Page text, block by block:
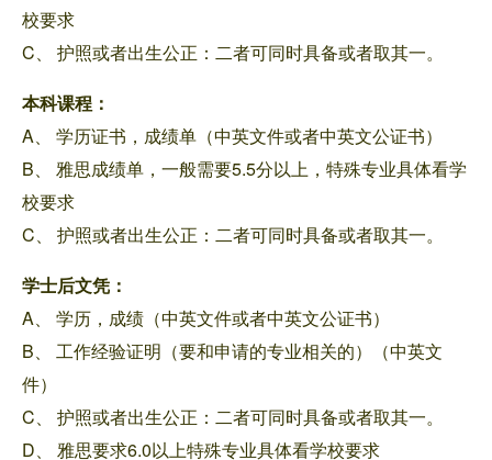
校要求
C、 护照或者出生公正：二者可同时具备或者取其一。
本科课程：
A、 学历证书，成绩单（中英文件或者中英文公证书）
B、 雅思成绩单，一般需要5.5分以上，特殊专业具体看学
校要求
C、 护照或者出生公正：二者可同时具备或者取其一。
学士后文凭：
A、 学历，成绩（中英文件或者中英文公证书）
B、 工作经验证明（要和申请的专业相关的）（中英文
件）
C、 护照或者出生公正：二者可同时具备或者取其一。
D、 雅思要求6.0以上特殊专业具体看学校要求